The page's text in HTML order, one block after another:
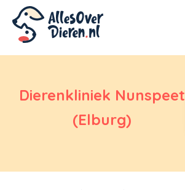
Dierenkliniek Nunspeet
(Elburg)